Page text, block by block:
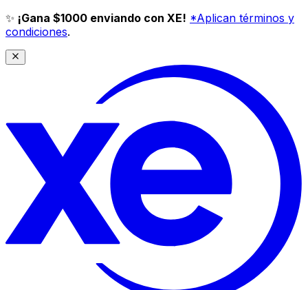
✨ ¡Gana $1000 enviando con XE! *Aplican términos y
condiciones.